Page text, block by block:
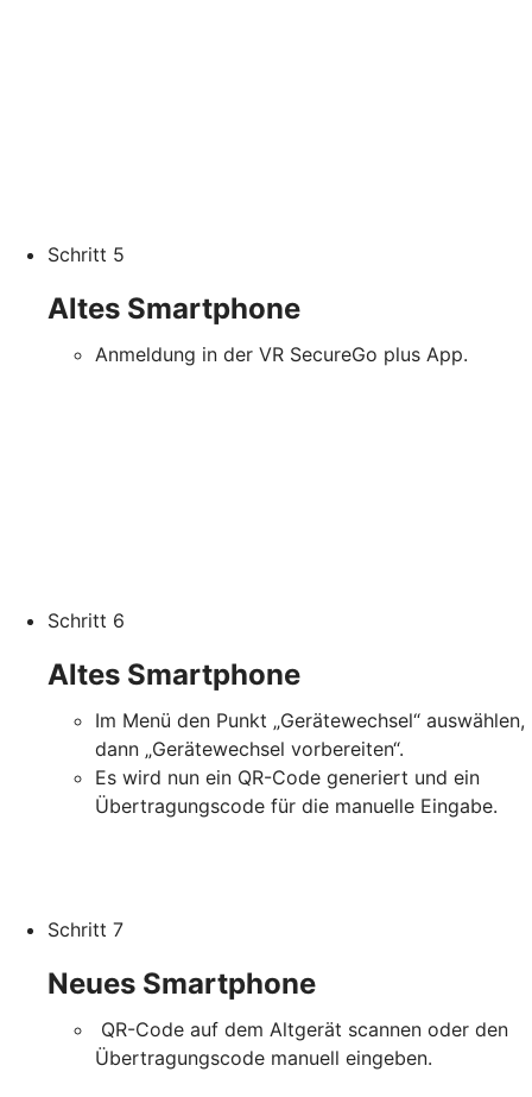
Schritt 5
Altes Smartphone
Anmeldung in der VR SecureGo plus App.
Schritt 6
Altes Smartphone
Im Menü den Punkt „Gerätewechsel“ auswählen,
dann „Gerätewechsel vorbereiten“.
Es wird nun ein QR-Code generiert und ein
Übertragungscode für die manuelle Eingabe.
Schritt 7
Neues Smartphone
QR-Code auf dem Altgerät scannen oder den
Übertragungscode manuell eingeben.